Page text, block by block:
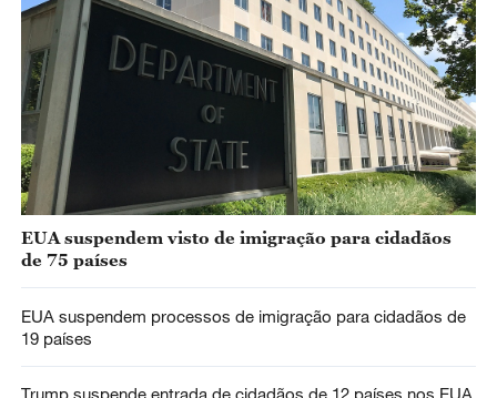
EUA suspendem visto de imigração para cidadãos
de 75 países
EUA suspendem processos de imigração para cidadãos de
19 países